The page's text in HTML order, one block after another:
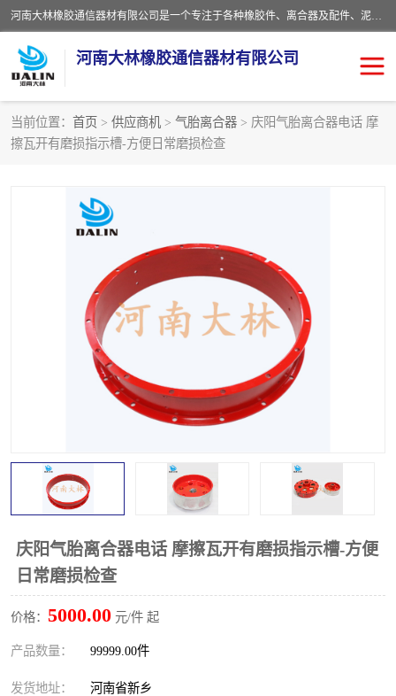
河南大林橡胶通信器材有限公司是一个专注于各种橡胶件、离合器及配件、泥浆泵及配件等产品设计制造和加工的企业。产品应用于矿山、冶金、石油、钢铁、化工、水泥、船舶、造纸、通用机械等各种大功率机械传动或制动装置。
河南大林橡胶通信器材有限公司
当前位置： 首页 > 供应商机 > 气胎离合器 > 庆阳气胎离合器电话 摩
擦瓦开有磨损指示槽-方便日常磨损检查
庆阳气胎离合器电话 摩擦瓦开有磨损指示槽-方便
日常磨损检查
价格： 5000.00 元/件 起
产品数量： 99999.00件
发货地址： 河南省新乡
推盘离合器 通风离合器
VC离合器
PO隔膜离合器 气胎离合器
泥浆泵空气包胶囊 气动元件
DY隔膜式离合器 CB离合器
实芯轮胎
联轴器